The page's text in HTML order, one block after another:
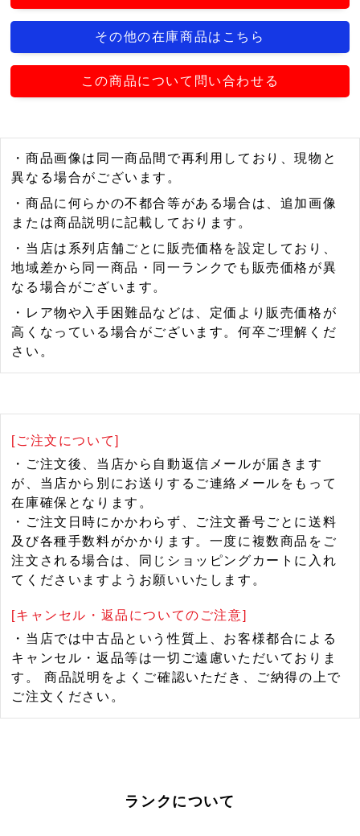
その他の在庫商品はこちら
この商品について問い合わせる
・商品画像は同一商品間で再利用しており、現物と
異なる場合がございます。
・商品に何らかの不都合等がある場合は、追加画像
または商品説明に記載しております。
・当店は系列店舗ごとに販売価格を設定しており、
地域差から同一商品・同一ランクでも販売価格が異
なる場合がございます。
・レア物や入手困難品などは、定価より販売価格が
高くなっている場合がございます。何卒ご理解くだ
さい。
[ご注文について]
・ご注文後、当店から自動返信メールが届きます
が、当店から別にお送りするご連絡メールをもって
在庫確保となります。
・ご注文日時にかかわらず、ご注文番号ごとに送料
及び各種手数料がかかります。一度に複数商品をご
注文される場合は、同じショッピングカートに入れ
てくださいますようお願いいたします。
[キャンセル・返品についてのご注意]
・当店では中古品という性質上、お客様都合による
キャンセル・返品等は一切ご遠慮いただいておりま
す。 商品説明をよくご確認いただき、ご納得の上で
ご注文ください。
ランクについて